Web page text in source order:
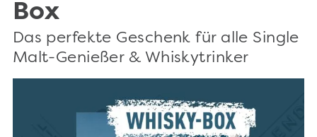
Box
Das perfekte Geschenk für alle Single
Malt-Genießer & Whiskytrinker